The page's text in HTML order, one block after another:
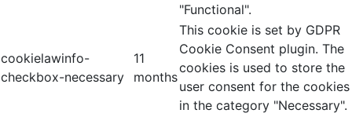
"Functional".
cookielawinfo-
checkbox-necessary
11
months
This cookie is set by GDPR
Cookie Consent plugin. The
cookies is used to store the
user consent for the cookies
in the category "Necessary".